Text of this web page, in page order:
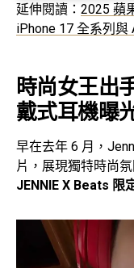
延伸閱讀： 2025 蘋
iPhone 17 全系列與
時尚女王出
戴式耳機曝
早在去年 6 月，
片，展現獨特時尚
JENNIE X Beats 限